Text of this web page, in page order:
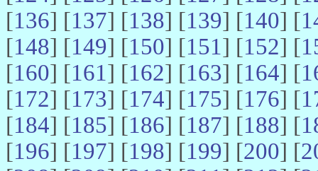
[136] [137] [138] [139] [140] [
[148] [149] [150] [151] [152] [
[160] [161] [162] [163] [164] [
[172] [173] [174] [175] [176] [
[184] [185] [186] [187] [188] [
[196] [197] [198] [199] [200] [